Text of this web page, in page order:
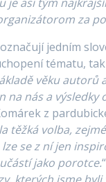
za
jedním
tématu,
věku
na nás a
z
těžká volba,
se z ní jen
jako porotce.